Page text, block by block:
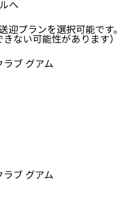
へ
迎プランを選択可能です。
きない可能性があります）
ブ グアム
ブ グアム